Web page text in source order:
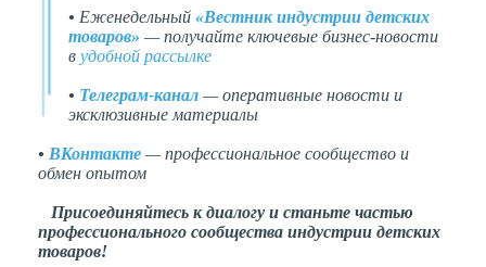
• Еженедельный «Вестник индустрии детских
товаров» — получайте ключевые бизнес-новости
в удобной рассылке
• Телеграм-канал — оперативные новости и
эксклюзивные материалы
• ВКонтакте — профессиональное сообщество и
обмен опытом
Присоединяйтесь к диалогу и станьте частью
профессионального сообщества индустрии детских
товаров!